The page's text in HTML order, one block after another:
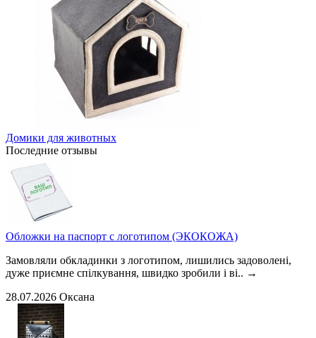
Домики для животных
Последние отзывы
Обложки на паспорт с логотипом (ЭКОКОЖА)
Замовляли обкладинки з логотипом, лишились задоволені,
дуже приємне спілкування, швидко зробили і ві.. →
28.07.2026 Оксана